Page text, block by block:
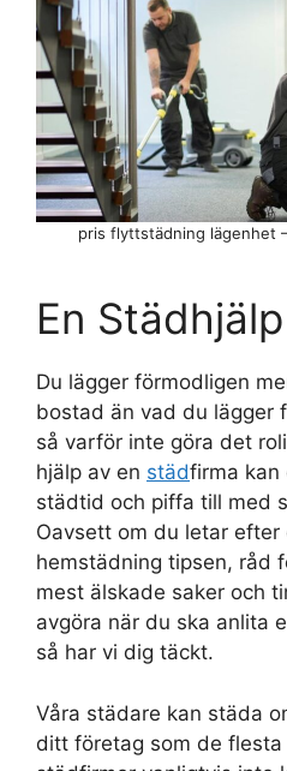
En Städhjälp
Du lägger förmodligen
bostad än vad du lägger
så varför inte göra det
hjälp av en städfirma kan
städtid och piffa till med
Oavsett om du letar efter
hemstädning tipsen, råd
mest älskade saker och
avgöra när du ska anlita
så har vi dig täckt.
Våra städare kan städa
ditt företag som de
pris flyttstädning lägenhet